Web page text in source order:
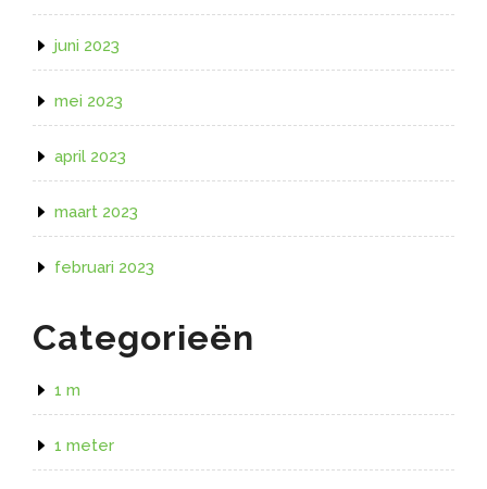
juni 2023
mei 2023
april 2023
maart 2023
februari 2023
Categorieën
1 m
1 meter